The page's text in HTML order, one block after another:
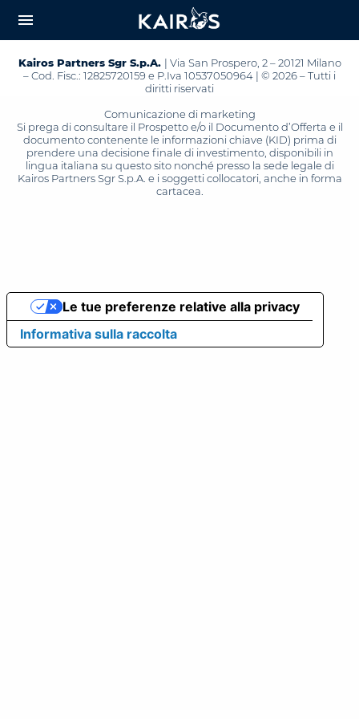
CONTENT
menu
Kairos Partners Sgr S.p.A. | Via San Prospero, 2 – 20121 Milano
– Cod. Fisc.: 12825720159 e P.Iva 10537050964 | © 2026 – Tutti i
diritti riservati
Comunicazione di marketing
Si prega di consultare il Prospetto e/o il Documento d’Offerta e il
documento contenente le informazioni chiave (KID) prima di
prendere una decisione finale di investimento, disponibili in
lingua italiana su questo sito nonché presso la sede legale di
Kairos Partners Sgr S.p.A. e i soggetti collocatori, anche in forma
cartacea.
Informativa sulla raccolta
Le tue preferenze relative alla privacy